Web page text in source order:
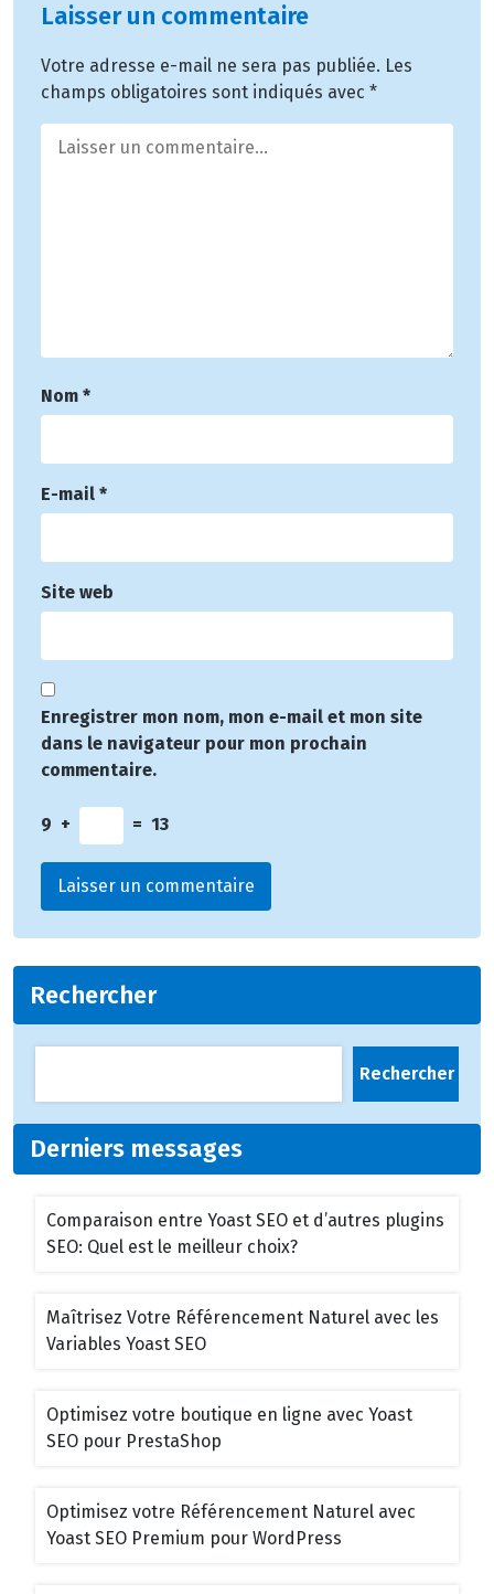
Laisser un commentaire
Votre adresse e-mail ne sera pas publiée. Les
champs obligatoires sont indiqués avec *
Nom *
E-mail *
Site web
Enregistrer mon nom, mon e-mail et mon site
dans le navigateur pour mon prochain
commentaire.
9 + = 13
Rechercher
Rechercher
Derniers messages
Comparaison entre Yoast SEO et d’autres plugins
SEO: Quel est le meilleur choix?
Maîtrisez Votre Référencement Naturel avec les
Variables Yoast SEO
Optimisez votre boutique en ligne avec Yoast
SEO pour PrestaShop
Optimisez votre Référencement Naturel avec
Yoast SEO Premium pour WordPress